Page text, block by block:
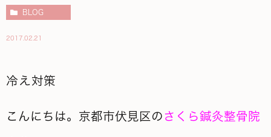
BLOG
2017.02.21
冷え対策
こんにちは。京都市伏見区の さくら鍼灸整骨院